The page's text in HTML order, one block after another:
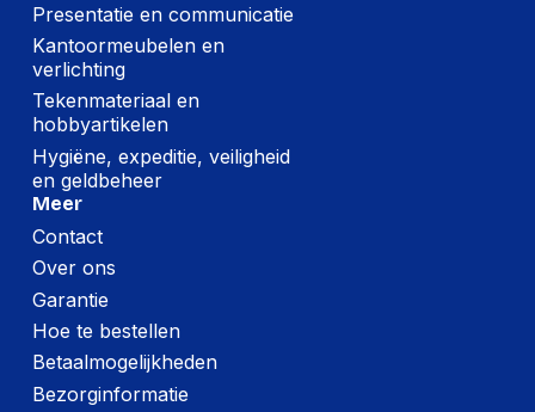
Presentatie en communicatie
Kantoormeubelen en
verlichting
Tekenmateriaal en
hobbyartikelen
Hygiëne, expeditie, veiligheid
en geldbeheer
Meer
Contact
Over ons
Garantie
Hoe te bestellen
Betaalmogelijkheden
Bezorginformatie